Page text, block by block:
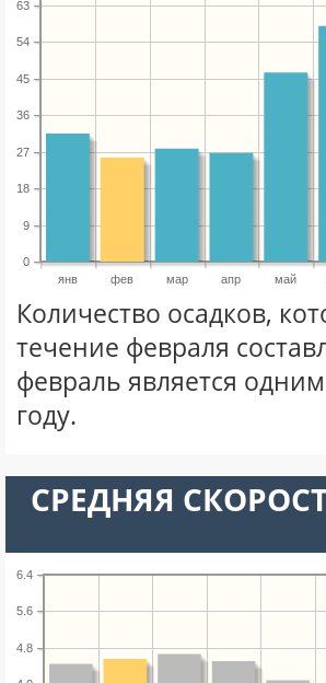
янв фев мар апр май
0
9
18
27
36
45
54
63
Количество осадков,
течение февраля
февраль является
году.
СРЕДНЯЯ
4.8
5.6
6.4